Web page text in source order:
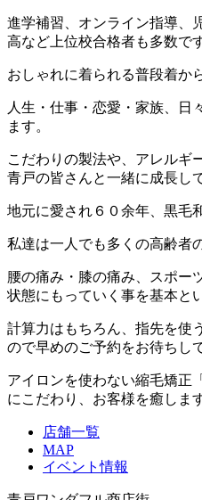
進学補習、オンライン指導、
高など上位校合格者も多数です
おしゃれに着られる普段着か
人生・仕事・恋愛・家族、日
ます。
こだわりの製法や、アレルギ
青戸の皆さんと一緒に成長し
地元に愛され６０余年、黒毛
私達は一人でも多くの高齢者
腰の痛み・膝の痛み、スポー
状態にもっていく事を基本と
計算力はもちろん、指先を使
ので早めのご予約をお待ちし
アイロンを使わない縮毛矯正
にこだわり、お客様を癒します
店舗一覧
MAP
イベント情報